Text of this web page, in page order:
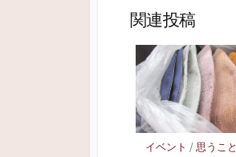
き
ま
す
し
い
ウ
ン
ド
ウ
で
開
き
ま
す
)
す
)
関連投稿
イベント /思うこと